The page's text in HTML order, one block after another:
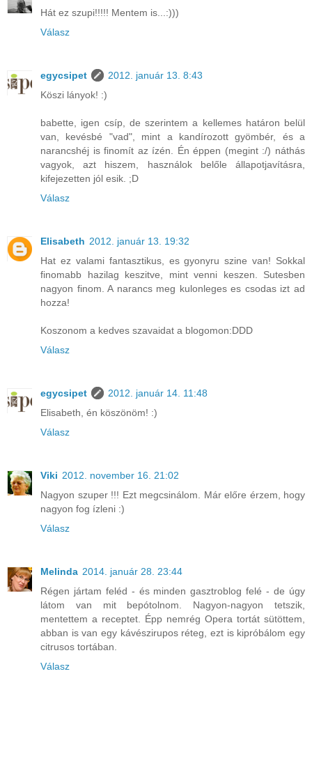
Hát ez szupi!!!!! Mentem is...:)))
Válasz
egycsipet
2012. január 13. 8:43
Köszi lányok! :)
babette, igen csíp, de szerintem a kellemes határon belül
van, kevésbé "vad", mint a kandírozott gyömbér, és a
narancshéj is finomít az ízén. Én éppen (megint :/) náthás
vagyok, azt hiszem, használok belőle állapotjavításra,
kifejezetten jól esik. ;D
Válasz
Elisabeth 2012. január 13. 19:32
Hat ez valami fantasztikus, es gyonyru szine van! Sokkal
finomabb hazilag keszitve, mint venni keszen. Sutesben
nagyon finom. A narancs meg kulonleges es csodas izt ad
hozza!
Koszonom a kedves szavaidat a blogomon:DDD
Válasz
egycsipet
2012. január 14. 11:48
Elisabeth, én köszönöm! :)
Válasz
Viki 2012. november 16. 21:02
Nagyon szuper !!! Ezt megcsinálom. Már előre érzem, hogy
nagyon fog ízleni :)
Válasz
Melinda 2014. január 28. 23:44
Régen jártam feléd - és minden gasztroblog felé - de úgy
látom van mit bepótolnom. Nagyon-nagyon tetszik,
mentettem a receptet. Épp nemrég Opera tortát sütöttem,
abban is van egy kávészirupos réteg, ezt is kipróbálom egy
citrusos tortában.
Válasz